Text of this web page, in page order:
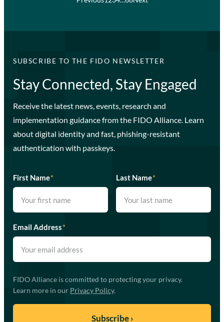
SUBSCRIBE TO THE FIDO NEWSLETTER
Stay Connected, Stay Engaged
Receive the latest news, events, research and
implementation guidance from the FIDO Alliance. Learn
about digital identity and fast, phishing-resistant
authentication with passkeys.
First Name* Last Name*
Email Address*
FIDO Alliance is committed to protecting your privacy.
Learn more in our Privacy Policy.